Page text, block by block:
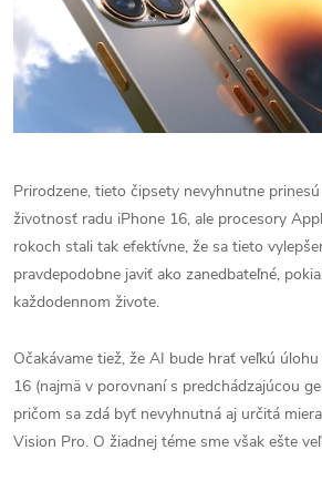
Prirodzene, tieto čipsety nevyhnutne
životnosť radu iPhone 16, ale procesory
rokoch stali tak efektívne, že sa tieto
pravdepodobne javiť ako zanedbateľné,
každodennom živote.
Očakávame tiež, že AI bude hrať veľkú
16 (najmä v porovnaní s predchádzajúcou
pričom sa zdá byť nevyhnutná aj určitá
Vision Pro. O žiadnej téme sme však ešte